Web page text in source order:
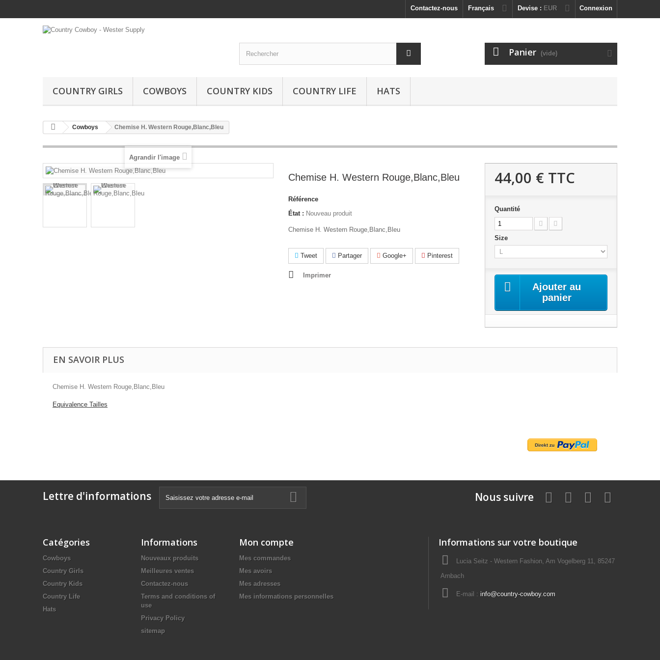
Connexion
Devise : EUR
Français
Contactez-nous
Panier (vide)
COUNTRY GIRLS COWBOYS COUNTRY KIDS COUNTRY LIFE HATS
Cowboys Chemise H. Western Rouge,Blanc,Bleu
Agrandir l'image
Chemise H. Western Rouge,Blanc,Bleu
Référence
État : Nouveau produit
Chemise H. Western Rouge,Blanc,Bleu
Tweet Partager Google+ Pinterest
Imprimer
44,00 € TTC
Quantité
Size
Ajouter au
panier
EN SAVOIR PLUS
Chemise H. Western Rouge,Blanc,Bleu
Equivalence Tailles
Lettre d'informations Nous suivre
Catégories
Cowboys
Country Girls
Country Kids
Country Life
Hats
Informations
Nouveaux produits
Meilleures ventes
Contactez-nous
Terms and conditions of
use
Privacy Policy
sitemap
Mon compte
Mes commandes
Mes avoirs
Mes adresses
Mes informations personnelles
Informations sur votre boutique
Lucia Seitz - Western Fashion, Am Vogelberg 11, 85247
Arnbach
E-mail : info@country-cowboy.com